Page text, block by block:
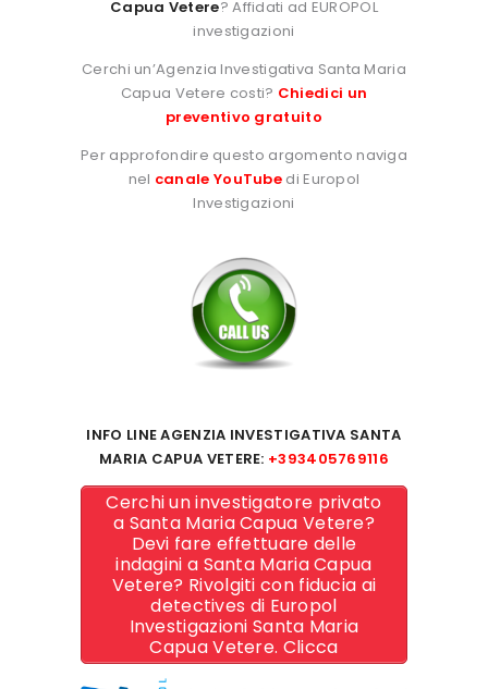
Capua Vetere? Affidati ad EUROPOL
investigazioni
Cerchi un’Agenzia Investigativa Santa Maria
Capua Vetere costi? Chiedici un
preventivo gratuito
Per approfondire questo argomento naviga
nel canale YouTube di Europol
Investigazioni
INFO LINE AGENZIA INVESTIGATIVA SANTA
MARIA CAPUA VETERE: +393405769116
Cerchi un investigatore privato
a Santa Maria Capua Vetere?
Devi fare effettuare delle
indagini a Santa Maria Capua
Vetere? Rivolgiti con fiducia ai
detectives di Europol
Investigazioni Santa Maria
Capua Vetere. Clicca